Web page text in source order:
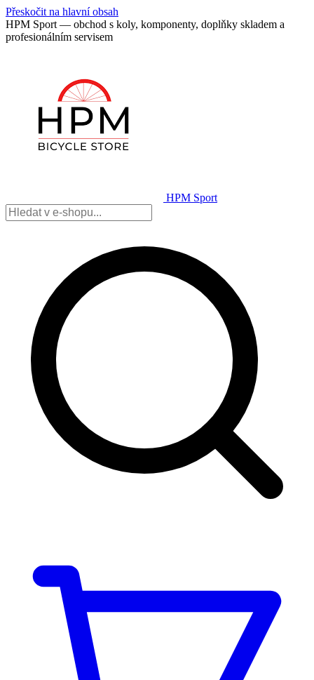
Přeskočit na hlavní obsah
HPM Sport — obchod s koly, komponenty, doplňky skladem a
profesionálním servisem
HPM Sport